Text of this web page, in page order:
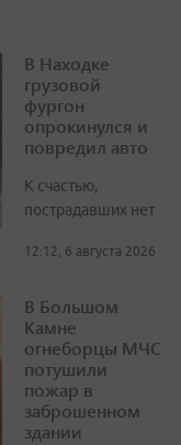
В Находке
грузовой
фургон
опрокинулся и
повредил авто
К счастью,
пострадавших нет
12:12, 6 августа 2026
В Большом
Камне
огнеборцы МЧС
потушили
пожар в
заброшенном
здании